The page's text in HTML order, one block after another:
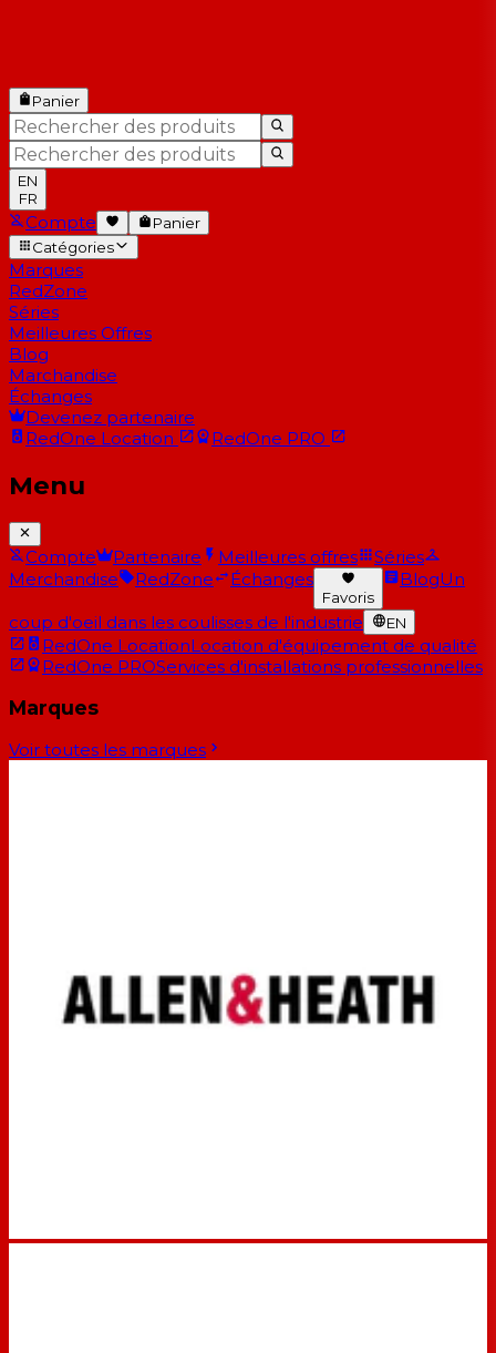
Panier
EN
FR
Compte
Panier
Catégories
Marques
RedZone
Séries
Meilleures Offres
Blog
Marchandise
Échanges
Devenez partenaire
RedOne Location RedOne PRO
Menu
Compte Partenaire Meilleures offres
Séries
Merchandise
RedZone Échanges
Favoris
BlogUn
coup d'oeil dans les coulisses de l'industrie EN
RedOne LocationLocation d'équipement de qualité
RedOne PROServices d'installations professionnelles
Marques
Voir toutes les marques